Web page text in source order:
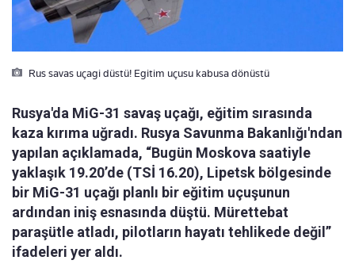
Rus savas uçagi düstü! Egitim uçusu kabusa dönüstü
Rusya'da MiG-31 savaş uçağı, eğitim sırasında
kaza kırıma uğradı. Rusya Savunma Bakanlığı'ndan
yapılan açıklamada, “Bugün Moskova saatiyle
yaklaşık 19.20’de (TSİ 16.20), Lipetsk bölgesinde
bir MiG-31 uçağı planlı bir eğitim uçuşunun
ardından iniş esnasında düştü. Mürettebat
paraşütle atladı, pilotların hayatı tehlikede değil”
ifadeleri yer aldı.